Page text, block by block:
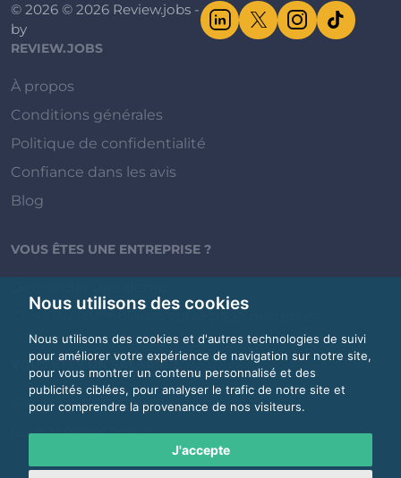
Nous utilisons des cookies
Nous utilisons des cookies et d'autres technologies de suivi
pour améliorer votre expérience de navigation sur notre site,
pour vous montrer un contenu personnalisé et des
publicités ciblées, pour analyser le trafic de notre site et
pour comprendre la provenance de nos visiteurs.
J'accepte
© 2026 © 2026 Review.jobs -
by
REVIEW.JOBS
À propos
Conditions générales
Politique de confidentialité
Confiance dans les avis
Blog
VOUS ÊTES UNE ENTREPRISE ?
VOUS ÊTES UN SALARIÉ ?
Se connecter / Créer un compte
Catégories et fiches